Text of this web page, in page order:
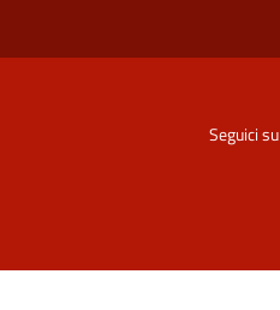
Seguici su